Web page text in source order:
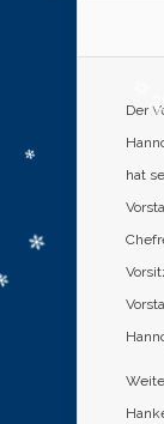
Der
hat